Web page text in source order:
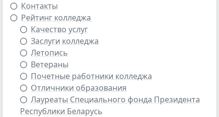
Контакты
Рейтинг колледжа
Качество услуг
Заслуги колледжа
Летопись
Ветераны
Почетные работники колледжа
Отличники образования
Лауреаты Специального фонда Президента
Республики Беларусь